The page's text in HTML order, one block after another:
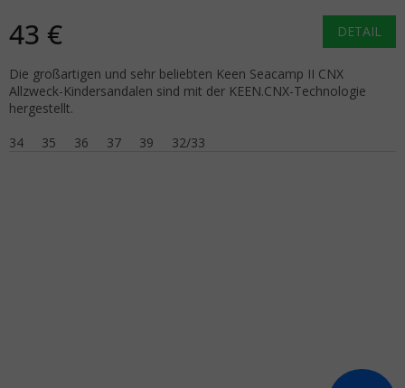
43 € DETAIL
Die großartigen und sehr beliebten Keen Seacamp II CNX
Allzweck-Kindersandalen sind mit der KEEN.CNX-Technologie
hergestellt.
34
35 36 37 39 32/33